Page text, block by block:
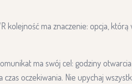
kolejność ma znaczenie: opcja,
ma swój cel: godziny
oczekiwania. Nie upychaj